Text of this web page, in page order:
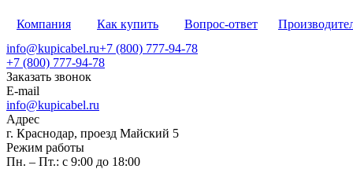
Компания Как купить Вопрос-ответ
info@kupicabel.ru+7 (800) 777-94-78
+7 (800) 777-94-78
Заказать звонок
E-mail
info@kupicabel.ru
Адрес
г. Краснодар, проезд Майский 5
Режим работы
Пн. – Пт.: с 9:00 до 18:00